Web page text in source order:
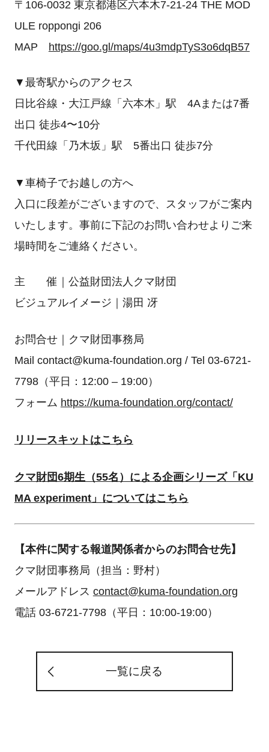
〒106-0032 東京都港区六本木7-21-24 THE MOD
ULE roppongi 206
MAP
https://goo.gl/maps/4u3mdpTyS3o6dqB57
▼最寄駅からのアクセス
日比谷線・大江戸線「六本木」駅 4Aまたは7番
出口 徒歩4〜10分
千代田線「乃木坂」駅 5番出口 徒歩7分
▼車椅子でお越しの方へ
入口に段差がございますので、スタッフがご案内
いたします。事前に下記のお問い合わせよりご来
場時間をご連絡ください。
主 催｜公益財団法人クマ財団
​ビジュアルイメージ｜湯田 冴
お問合せ｜クマ財団事務局
Mail contact@kuma-foundation.org / Tel 03-6721-
7798（平日：12:00 – 19:00）
フォーム https://kuma-foundation.org/contact/
リリースキットはこちら
クマ財団6期生（55名）による企画シリーズ「KU
MA experiment」 についてはこちら
【本件に関する報道関係者からのお問合せ先】
クマ財団事務局（担当：野村）
メールアドレス contact@kuma-foundation.org
電話 03-6721-7798（平日：10:00-19:00）
一覧に戻る